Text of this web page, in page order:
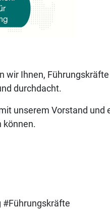
Ihnen,
durchdacht.
unserem Vorstand und
können.
#Führungskräfte